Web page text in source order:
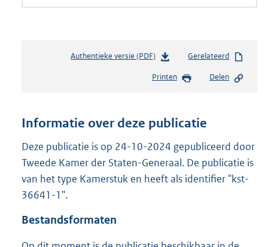
Authentieke versie (PDF)b
s
n
s
r
o
:
Gerelateerd
Printen Delen
Informatie over deze publicatie
Deze publicatie is op 24-10-2024 gepubliceerd door
Tweede Kamer der Staten-Generaal. De publicatie is
van het type Kamerstuk en heeft als identifier "kst-
36641-1".
Bestandsformaten